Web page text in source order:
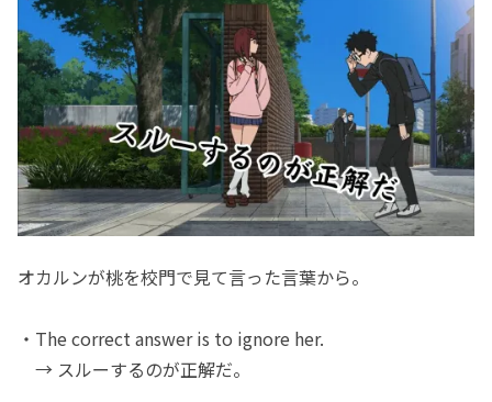
オカルンが桃を校門で見て言った言葉から。
・The correct answer is to ignore her.
→ スルーするのが正解だ。